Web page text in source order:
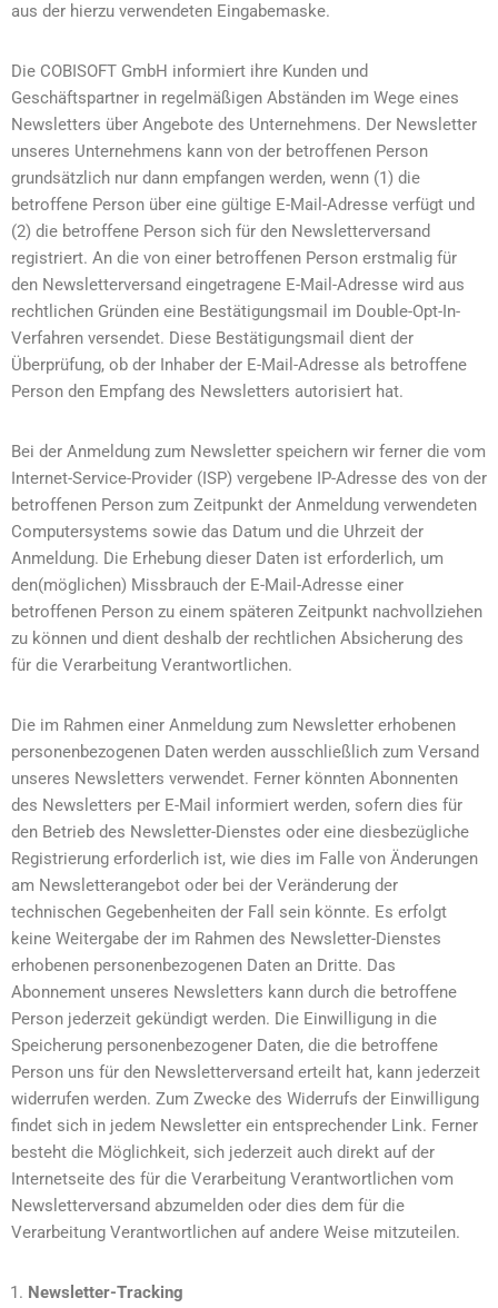
aus der hierzu verwendeten Eingabemaske.
Die COBISOFT GmbH informiert ihre Kunden und
Geschäftspartner in regelmäßigen Abständen im Wege eines
Newsletters über Angebote des Unternehmens. Der Newsletter
unseres Unternehmens kann von der betroffenen Person
grundsätzlich nur dann empfangen werden, wenn (1) die
betroffene Person über eine gültige E-Mail-Adresse verfügt und
(2) die betroffene Person sich für den Newsletterversand
registriert. An die von einer betroffenen Person erstmalig für
den Newsletterversand eingetragene E-Mail-Adresse wird aus
rechtlichen Gründen eine Bestätigungsmail im Double-Opt-In-
Verfahren versendet. Diese Bestätigungsmail dient der
Überprüfung, ob der Inhaber der E-Mail-Adresse als betroffene
Person den Empfang des Newsletters autorisiert hat.
Bei der Anmeldung zum Newsletter speichern wir ferner die vom
Internet-Service-Provider (ISP) vergebene IP-Adresse des von der
betroffenen Person zum Zeitpunkt der Anmeldung verwendeten
Computersystems sowie das Datum und die Uhrzeit der
Anmeldung. Die Erhebung dieser Daten ist erforderlich, um
den(möglichen) Missbrauch der E-Mail-Adresse einer
betroffenen Person zu einem späteren Zeitpunkt nachvollziehen
zu können und dient deshalb der rechtlichen Absicherung des
für die Verarbeitung Verantwortlichen.
Die im Rahmen einer Anmeldung zum Newsletter erhobenen
personenbezogenen Daten werden ausschließlich zum Versand
unseres Newsletters verwendet. Ferner könnten Abonnenten
des Newsletters per E-Mail informiert werden, sofern dies für
den Betrieb des Newsletter-Dienstes oder eine diesbezügliche
Registrierung erforderlich ist, wie dies im Falle von Änderungen
am Newsletterangebot oder bei der Veränderung der
technischen Gegebenheiten der Fall sein könnte. Es erfolgt
keine Weitergabe der im Rahmen des Newsletter-Dienstes
erhobenen personenbezogenen Daten an Dritte. Das
Abonnement unseres Newsletters kann durch die betroffene
Person jederzeit gekündigt werden. Die Einwilligung in die
Speicherung personenbezogener Daten, die die betroffene
Person uns für den Newsletterversand erteilt hat, kann jederzeit
widerrufen werden. Zum Zwecke des Widerrufs der Einwilligung
findet sich in jedem Newsletter ein entsprechender Link. Ferner
besteht die Möglichkeit, sich jederzeit auch direkt auf der
Internetseite des für die Verarbeitung Verantwortlichen vom
Newsletterversand abzumelden oder dies dem für die
Verarbeitung Verantwortlichen auf andere Weise mitzuteilen.
Newsletter-Tracking